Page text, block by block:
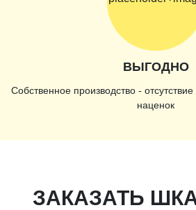
ВЫГОДНО
Собственное производство -
наценок
ЗАКАЗАТЬ